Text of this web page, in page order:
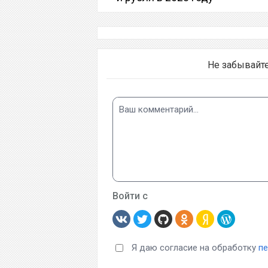
Не
Войти с
Я даю согласие на обработку